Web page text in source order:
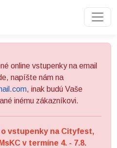
online vstupenky na email
napíšte nám na
, inak budú Vaše
inému zákazníkovi.
o vstupenky na Cityfest,
v termíne 4. - 7.8.